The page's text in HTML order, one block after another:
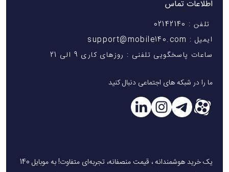
اطلاعات تماس
تلفن : 02142140
ایمیل : support@mobile140.com
ساعات پاسخگویی تلفنی : روزهای کاری 9 الی 21
ما را در شبکه های اجتماعی دنبال کنید
یک خرید هوشمندانه ، قیمت منصفانه، تجربه‌ای متفاوت! به موبایل 140